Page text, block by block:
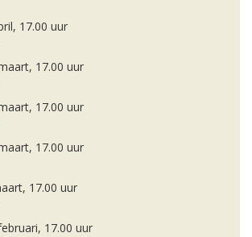
17.00 uur
17.00 uur
17.00 uur
17.00 uur
17.00 uur
17.00 uur